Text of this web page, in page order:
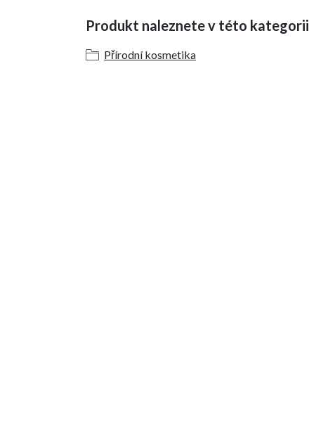
Produkt naleznete v této kategorii
Přírodní kosmetika